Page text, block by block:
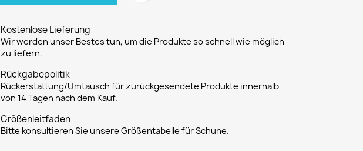
Kostenlose Lieferung
Wir werden unser Bestes tun, um die Produkte so schnell wie möglich
zu liefern.
Rückgabepolitik
Rückerstattung/Umtausch für zurückgesendete Produkte innerhalb
von 14 Tagen nach dem Kauf.
Größenleitfaden
Bitte konsultieren Sie unsere Größentabelle für Schuhe.